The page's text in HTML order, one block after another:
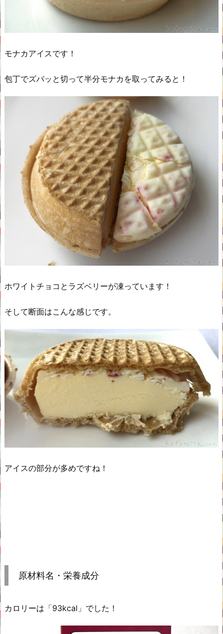
モナカアイスです！
包丁でズバッと切って半分モナカを取ってみると！
ホワイトチョコとラズベリーが凍っています！
そして断面はこんな感じです。
アイスの部分が多めですね！
原材料名・栄養成分
カロリーは「93kcal」でした！